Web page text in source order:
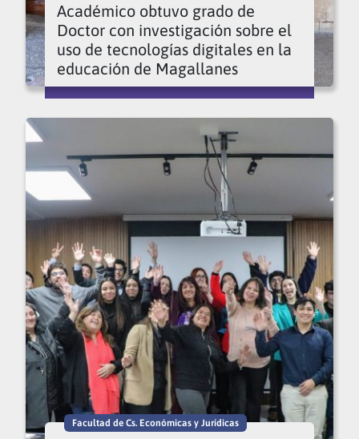
Académico obtuvo grado de
Doctor con investigación sobre el
uso de tecnologías digitales en la
educación de Magallanes
Facultad de Cs. Económicas y Jurídicas